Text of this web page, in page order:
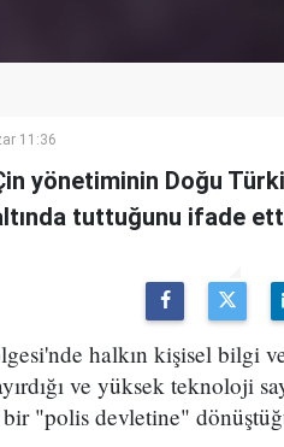
11:36
yönetiminin Doğu
tuttuğunu ifade
halkın kişisel bilgi
ve yüksek teknoloji
"polis devletine"